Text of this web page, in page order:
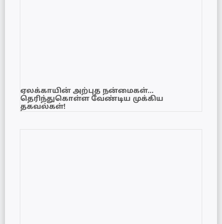
ஏலக்காயின் அற்புத நன்மைகள்…
தெரிந்துகொள்ள வேண்டிய முக்கிய
தகவல்கள்!